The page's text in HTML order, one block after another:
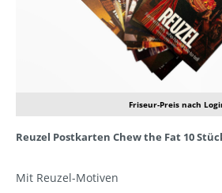
Friseur-Preis nach
Reuzel Postkarten Chew the Fat 10
Mit Reuzel-Motiven